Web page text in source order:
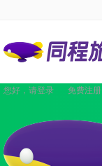
您好，请登录 免费注册
国内酒店
景点
出境游